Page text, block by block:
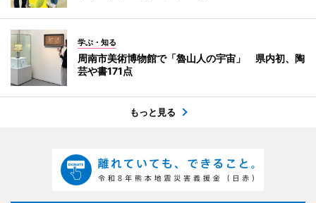
学ぶ・知る
周南市美術博物館で「魯山人の宇宙」 県内初、陶
芸や書171点
もっと見る